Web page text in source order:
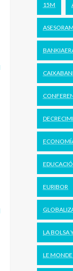
15M
EURIBOR
LA BOLSA
LE